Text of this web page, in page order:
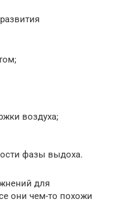
воздуха;
фазы выдоха.
для
они чем-то похожи